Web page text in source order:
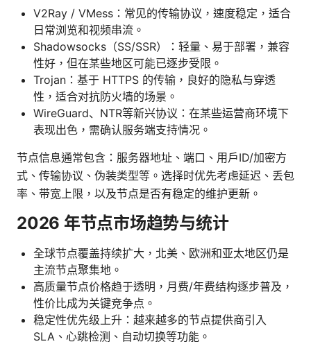
V2Ray / VMess：常见的传输协议，速度稳定，适合
日常浏览和视频串流。
Shadowsocks（SS/SSR）：轻量、易于部署，兼容
性好，但在某些地区可能已逐步受限。
Trojan：基于 HTTPS 的传输，良好的隐私与穿透
性，适合对抗防火墙的场景。
WireGuard、NTR等新兴协议：在某些运营商环境下
表现出色，需确认服务端支持情况。
节点信息通常包含：服务器地址、端口、用户ID/加密方
式、传输协议、伪装类型等。选择时优先考虑延迟、丢包
率、带宽上限，以及节点是否有稳定的维护更新。
2026 年节点市场趋势与统计
全球节点覆盖持续扩大，北美、欧洲和亚太地区仍是
主流节点聚集地。
高质量节点价格趋于透明，月费/年费结构逐步普及，
性价比成为关键竞争点。
稳定性优先级上升：越来越多的节点提供商引入
SLA、心跳检测、自动切换等功能。